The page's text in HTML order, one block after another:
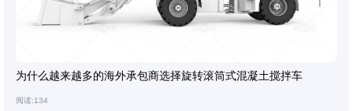
为什么越来越多的海外承包商选择旋转滚筒式混凝土搅拌车
阅读:134